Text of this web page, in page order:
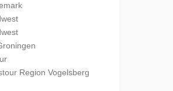
Region Vogelsberg